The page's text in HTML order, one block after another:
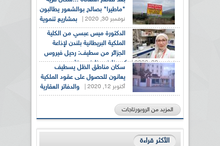
"ماطيرا" بصالح بوالشعور يطالبون
بمشاريع تنموية
نوفمبر 30, 2020 |
الدكتورة ميس عبسي من الكلية
الملكية البريطانية بلندن لإذاعة
الجزائر من سطيف: رحيل فيروس
كورونا في ظرف سنة
نوفمبر 22, 2020 |
سكان مناطق الظل يسطيف
يعانون للحصول على عقود الملكية
والدفاتر العقارية
أكتوبر 12, 2020 |
المزيد من الروبورتاجات
الأكثر قراءة